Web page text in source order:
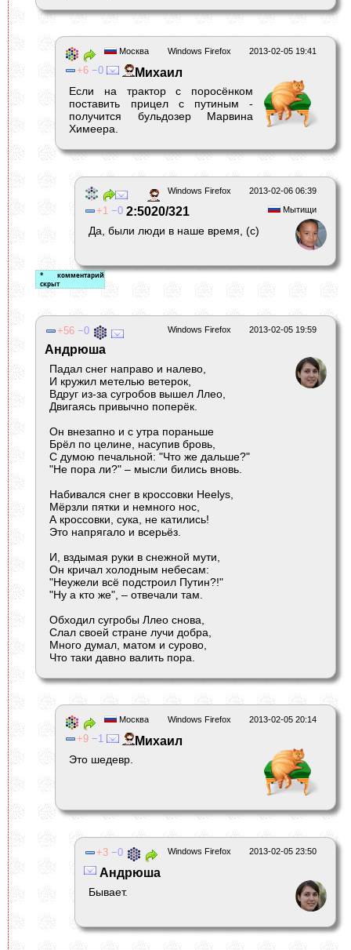
2013-02-05 19:41
Windows Firefox
Москва
6 0 Михаил
Если на трактор с поросёнком
поставить прицел с путиным -
получится бульдозер Марвина
Химеера.
2013-02-06 06:39
Windows Firefox
Мытищи
1 0 2:5020/321
Да, были люди в наше время, (с)
2013-02-05 19:59
Windows Firefox
56 0
Андрюша
Падал снег направо и налево,
И кружил метелью ветерок,
Вдруг из-за сугробов вышел Ллео,
Двигаясь привычно поперёк.
Он внезапно и с утра пораньше
Брёл по целине, насупив бровь,
С думою печальной: "Что же дальше?"
"Не пора ли?" – мысли бились вновь.
Набивался снег в кроссовки Heelys,
Мёрзли пятки и немного нос,
А кроссовки, сука, не катились!
Это напрягало и всерьёз.
И, вздымая руки в снежной мути,
Он кричал холодным небесам:
"Неужели всё подстроил Путин?!"
"Ну а кто же", – отвечали там.
Обходил сугробы Ллео снова,
Слал своей стране лучи добра,
Много думал, матом и сурово,
Что таки давно валить пора.
2013-02-05 20:14
Windows Firefox
Москва
9 1 Михаил
Это шедевр.
2013-02-05 23:50
Windows Firefox
3 0
Андрюша
Бывает.